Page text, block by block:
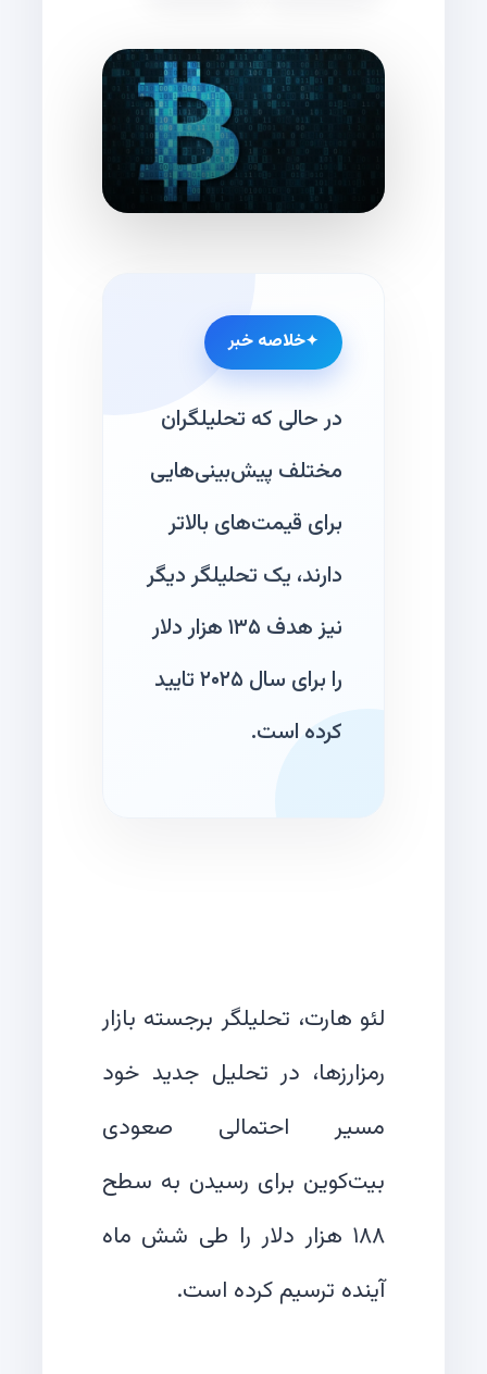
خلاصه خبر
در حالی که تحلیلگران
مختلف پیش‌بینی‌هایی
برای قیمت‌های بالاتر
دارند، یک تحلیلگر دیگر
نیز هدف ۱۳۵ هزار دلار
را برای سال ۲۰۲۵ تایید
کرده است.
لئو هارت، تحلیلگر برجسته بازار
رمزارزها، در تحلیل جدید خود
مسیر احتمالی صعودی
بیت‌کوین برای رسیدن به سطح
۱۸۸ هزار دلار را طی شش ماه